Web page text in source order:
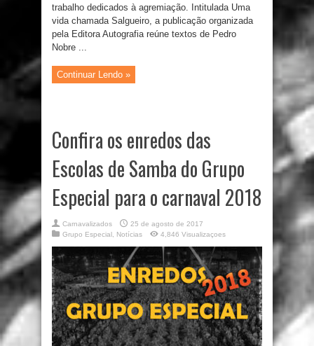
trabalho dedicados à agremiação. Intitulada Uma
vida chamada Salgueiro, a publicação organizada
pela Editora Autografia reúne textos de Pedro
Nobre ...
Continuar Lendo »
Confira os enredos das
Escolas de Samba do Grupo
Especial para o carnaval 2018
Carnavalizados
25 de agosto de 2017
Grupo Especial
Notícias 4,846 Visualizaçoes